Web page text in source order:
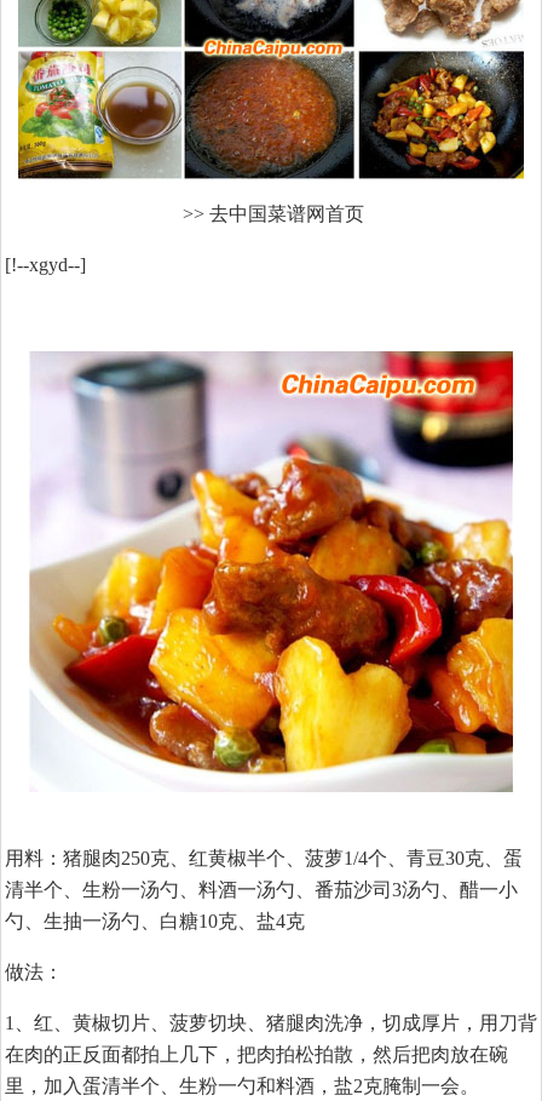
>> 去中国菜谱网首页
[!--xgyd--]
用料：猪腿肉250克、红黄椒半个、菠萝1/4个、青豆30克、蛋
清半个、生粉一汤勺、料酒一汤勺、番茄沙司3汤勺、醋一小
勺、生抽一汤勺、白糖10克、盐4克
做法：
1、红、黄椒切片、菠萝切块、猪腿肉洗净，切成厚片，用刀背
在肉的正反面都拍上几下，把肉拍松拍散，然后把肉放在碗
里，加入蛋清半个、生粉一勺和料酒，盐2克腌制一会。